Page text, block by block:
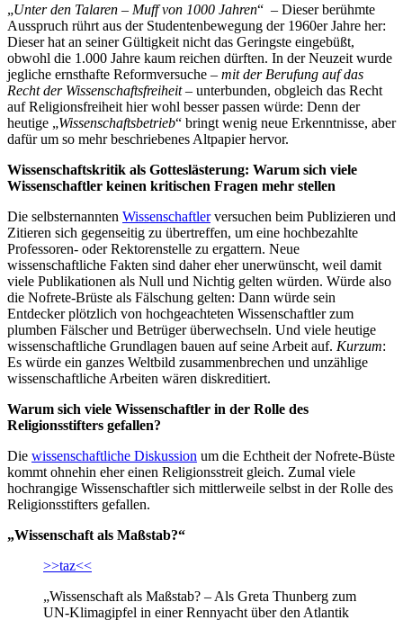
„Unter den Talaren – Muff von 1000 Jahren“ – Dieser berühmte
Ausspruch rührt aus der Studentenbewegung der 1960er Jahre her:
Dieser hat an seiner Gültigkeit nicht das Geringste eingebüßt,
obwohl die 1.000 Jahre kaum reichen dürften. In der Neuzeit wurde
jegliche ernsthafte Reformversuche – mit der Berufung auf das
Recht der Wissenschaftsfreiheit– unterbunden, obgleich das Recht
auf Religionsfreiheit hier wohl besser passen würde: Denn der
heutige „Wissenschaftsbetrieb“ bringt wenig neue Erkenntnisse, aber
dafür um so mehr beschriebenes Altpapier hervor.
Wissenschaftskritik als Gotteslästerung: Warum sich viele
Wissenschaftler keinen kritischen Fragen mehr stellen
Die selbsternannten Wissenschaftlerversuchen beim Publizieren und
Zitieren sich gegenseitig zu übertreffen, um eine hochbezahlte
Professoren- oder Rektorenstelle zu ergattern. Neue
wissenschaftliche Fakten sind daher eher unerwünscht, weil damit
viele Publikationen als Null und Nichtig gelten würden. Würde also
die Nofrete-Brüste als Fälschung gelten: Dann würde sein
Entdecker plötzlich von hochgeachteten Wissenschaftler zum
plumben Fälscher und Betrüger überwechseln. Und viele heutige
wissenschaftliche Grundlagen bauen auf seine Arbeit auf. Kurzum:
Es würde ein ganzes Weltbild zusammenbrechen und unzählige
wissenschaftliche Arbeiten wären diskreditiert.
Warum sich viele Wissenschaftler in der Rolle des
Religionsstifters gefallen?
Die wissenschaftliche Diskussion um die Echtheit der Nofrete-Büste
kommt ohnehin eher einen Religionsstreit gleich. Zumal viele
hochrangige Wissenschaftler sich mittlerweile selbst in der Rolle des
Religionsstifters gefallen.
„Wissenschaft als Maßstab?“
>>taz<<
„Wissenschaft als Maßstab? – Als Greta Thunberg zum
UN-Klimagipfel in einer Rennyacht über den Atlantik